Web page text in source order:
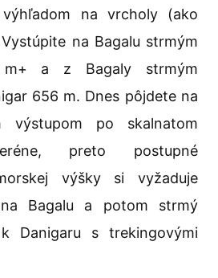
výhľadom na vrcholy (ako
na Bagalu strmým
m+ a z Bagaly strmým
656 m. Dnes pôjdete na
výstupom po skalnatom
preto postupné
výšky si vyžaduje
Bagalu a potom strmý
Danigaru s trekingovými